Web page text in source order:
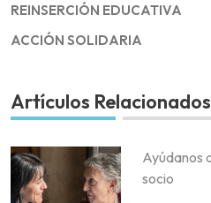
REINSERCIÓN EDUCATIVA
ACCIÓN SOLIDARIA
Artículos Relacionados
Ayúdanos
socio